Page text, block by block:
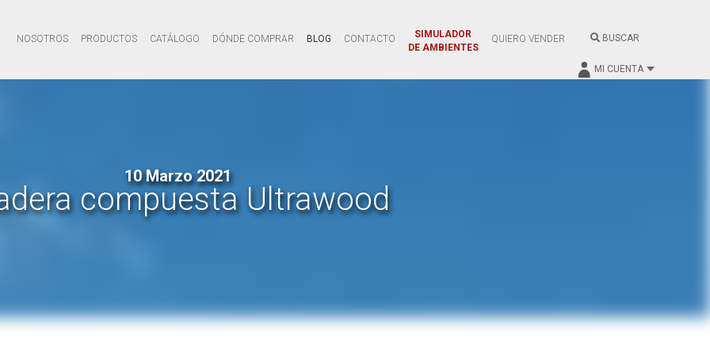
NOSOTROS PRODUCTOS CATÁLOGO DÓNDE COMPRAR BLOG CONTACTO
SIMULADOR
DE AMBIENTES
QUIERO VENDER BUSCAR
MI CUENTA
10 Marzo 2021
compuesta Ultrawood